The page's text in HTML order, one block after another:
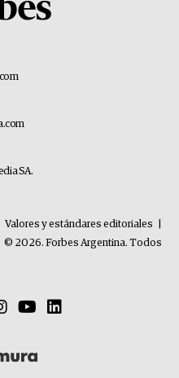
SA.
Valores y estándares editoriales
© 2026. Forbes Argentina. Todos